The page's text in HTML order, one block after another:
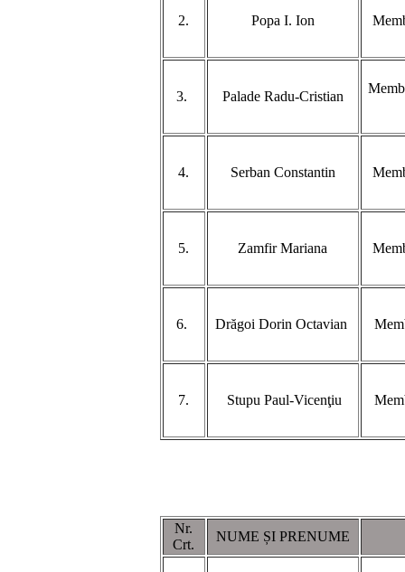
2. Popa I. Ion
3. Palade Radu-Cristian
4. Serban Constantin
5. Zamfir Mariana
6. Drăgoi Dorin Octavian
7. Stupu Paul-Vicenţiu
Nr.
Crt.
NUME ȘI PRENUME